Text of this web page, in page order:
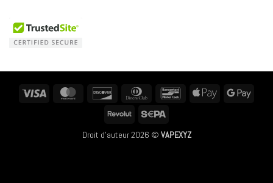
MasterCard Discover
Dinners
BancontactApple
Revolut
Droit d'auteur 2026 © VAPEXYZ